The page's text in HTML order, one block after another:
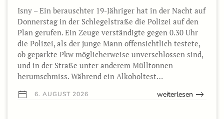
Isny – Ein berauschter 19-Jähriger hat in der Nacht auf
Donnerstag in der Schlegelstraße die Polizei auf den
Plan gerufen. Ein Zeuge verständigte gegen 0.30 Uhr
die Polizei, als der junge Mann offensichtlich testete,
ob geparkte Pkw möglicherweise unverschlossen sind,
und in der Straße unter anderem Mülltonnen
herumschmiss. Während ein Alkoholtest…
6. AUGUST 2026 weiterlesen